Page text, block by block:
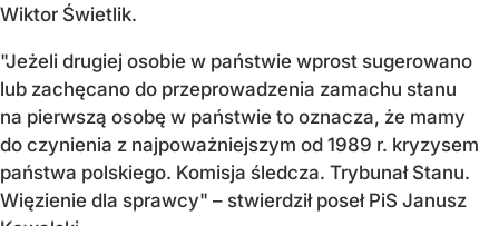
Wiktor Świetlik.
"Jeżeli drugiej osobie w państwie wprost sugerowano
lub zachęcano do przeprowadzenia zamachu stanu
na pierwszą osobę w państwie to oznacza, że mamy
do czynienia z najpoważniejszym od 1989 r. kryzysem
państwa polskiego. Komisja śledcza. Trybunał Stanu.
Więzienie dla sprawcy" – stwierdził poseł PiS Janusz